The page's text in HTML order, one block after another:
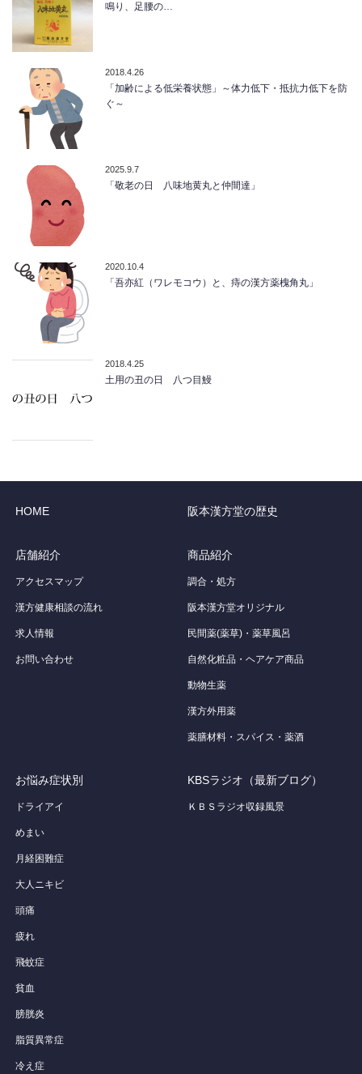
鳴り、足腰の…
2018.4.26
「加齢による低栄養状態」～体力低下・抵抗力低下を防
ぐ～
2025.9.7
「敬老の日 八味地黄丸と仲間達」
2020.10.4
「吾亦紅（ワレモコウ）と、痔の漢方薬槐角丸」
2018.4.25
土用の丑の日 八つ目鰻
HOME 阪本漢方堂の歴史
店舗紹介
アクセスマップ
漢方健康相談の流れ
求人情報
お問い合わせ
商品紹介
調合・処方
阪本漢方堂オリジナル
民間薬(薬草)・薬草風呂
自然化粧品・ヘアケア商品
動物生薬
漢方外用薬
薬膳材料・スパイス・薬酒
お悩み症状別
ドライアイ
めまい
月経困難症
大人ニキビ
頭痛
疲れ
飛蚊症
貧血
膀胱炎
脂質異常症
冷え症
KBSラジオ（最新ブログ）
ＫＢＳラジオ収録風景